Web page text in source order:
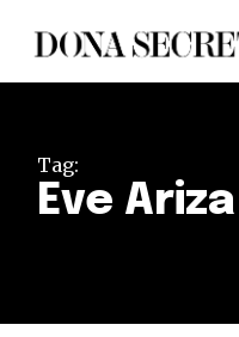
Tag:
Eve Ariza